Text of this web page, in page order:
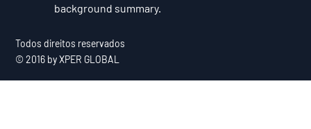
background summary.
Todos direitos reservados
© 2016 by XPER GLOBAL